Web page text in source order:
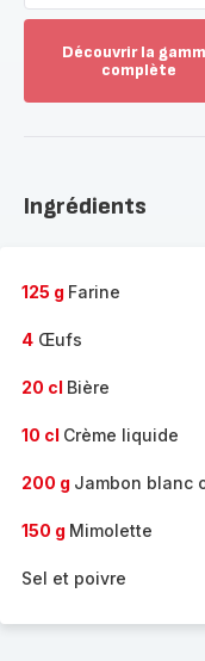
Découvrir la
complète
gamme
Ingrédients
125 g Farine
4 Œufs
20 cl Bière
10 cl Crème liquide
200 g Jambon blanc
150 g Mimolette
Sel et poivre